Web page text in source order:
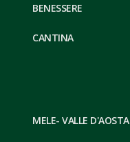
BENESSERE
CANTINA
MELE- VALLE D'AOSTA